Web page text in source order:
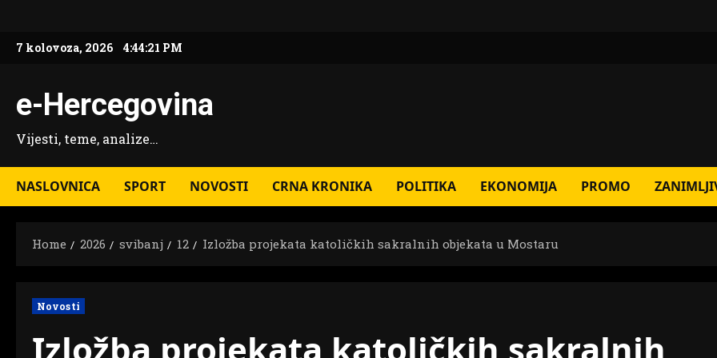
content
7 kolovoza, 2026 4:44:23 PM
e-Hercegovina
Vijesti, teme, analize…
NASLOVNICA SPORT NOVOSTI CRNA KRONIKA POLITIKA EKONOMIJA PROMO
Home 2026 svibanj 12 Izložba projekata katoličkih sakralnih objekata u Mostaru
Novosti